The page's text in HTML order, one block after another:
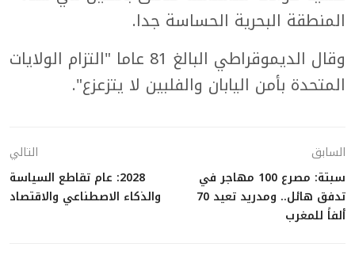
المنطقة البحرية الحساسة جدا.
وقال الديموقراطي البالغ 81 عاما "التزام الولايات
المتحدة بأمن اليابان والفلبين لا يتزعزع".
السابق
سبتة: مصرع 100 مهاجر في
تدفق هائل.. ومدريد تعيد 70
ألفاً للمغرب
التالي
2028: عام تقاطع السياسة
والذكاء الاصطناعي والاقتصاد